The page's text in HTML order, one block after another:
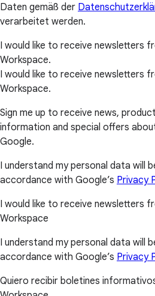
Daten gemäß der
verarbeitet werden.
I would like to receive newsletters
Workspace.
I would like to receive newsletters
Workspace.
Sign me up to receive news,
information and special offers
Google.
I understand my personal data will
accordance with Google’s Privacy
I would like to receive newsletters
Workspace
I understand my personal data will
accordance with Google’s Privacy
Quiero recibir boletines